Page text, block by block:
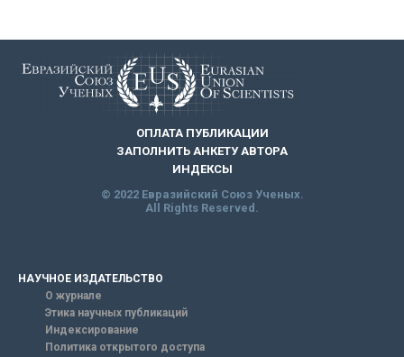
ОПЛАТА ПУБЛИКАЦИИ
ЗАПОЛНИТЬ АНКЕТУ АВТОРА
ИНДЕКСЫ
© 2022 Евразийский Союз Ученых.
All Rights Reserved.
НАУЧНОЕ ИЗДАТЕЛЬСТВО
О журнале
Этика научных публикаций
Индексирование
Политика открытого доступа